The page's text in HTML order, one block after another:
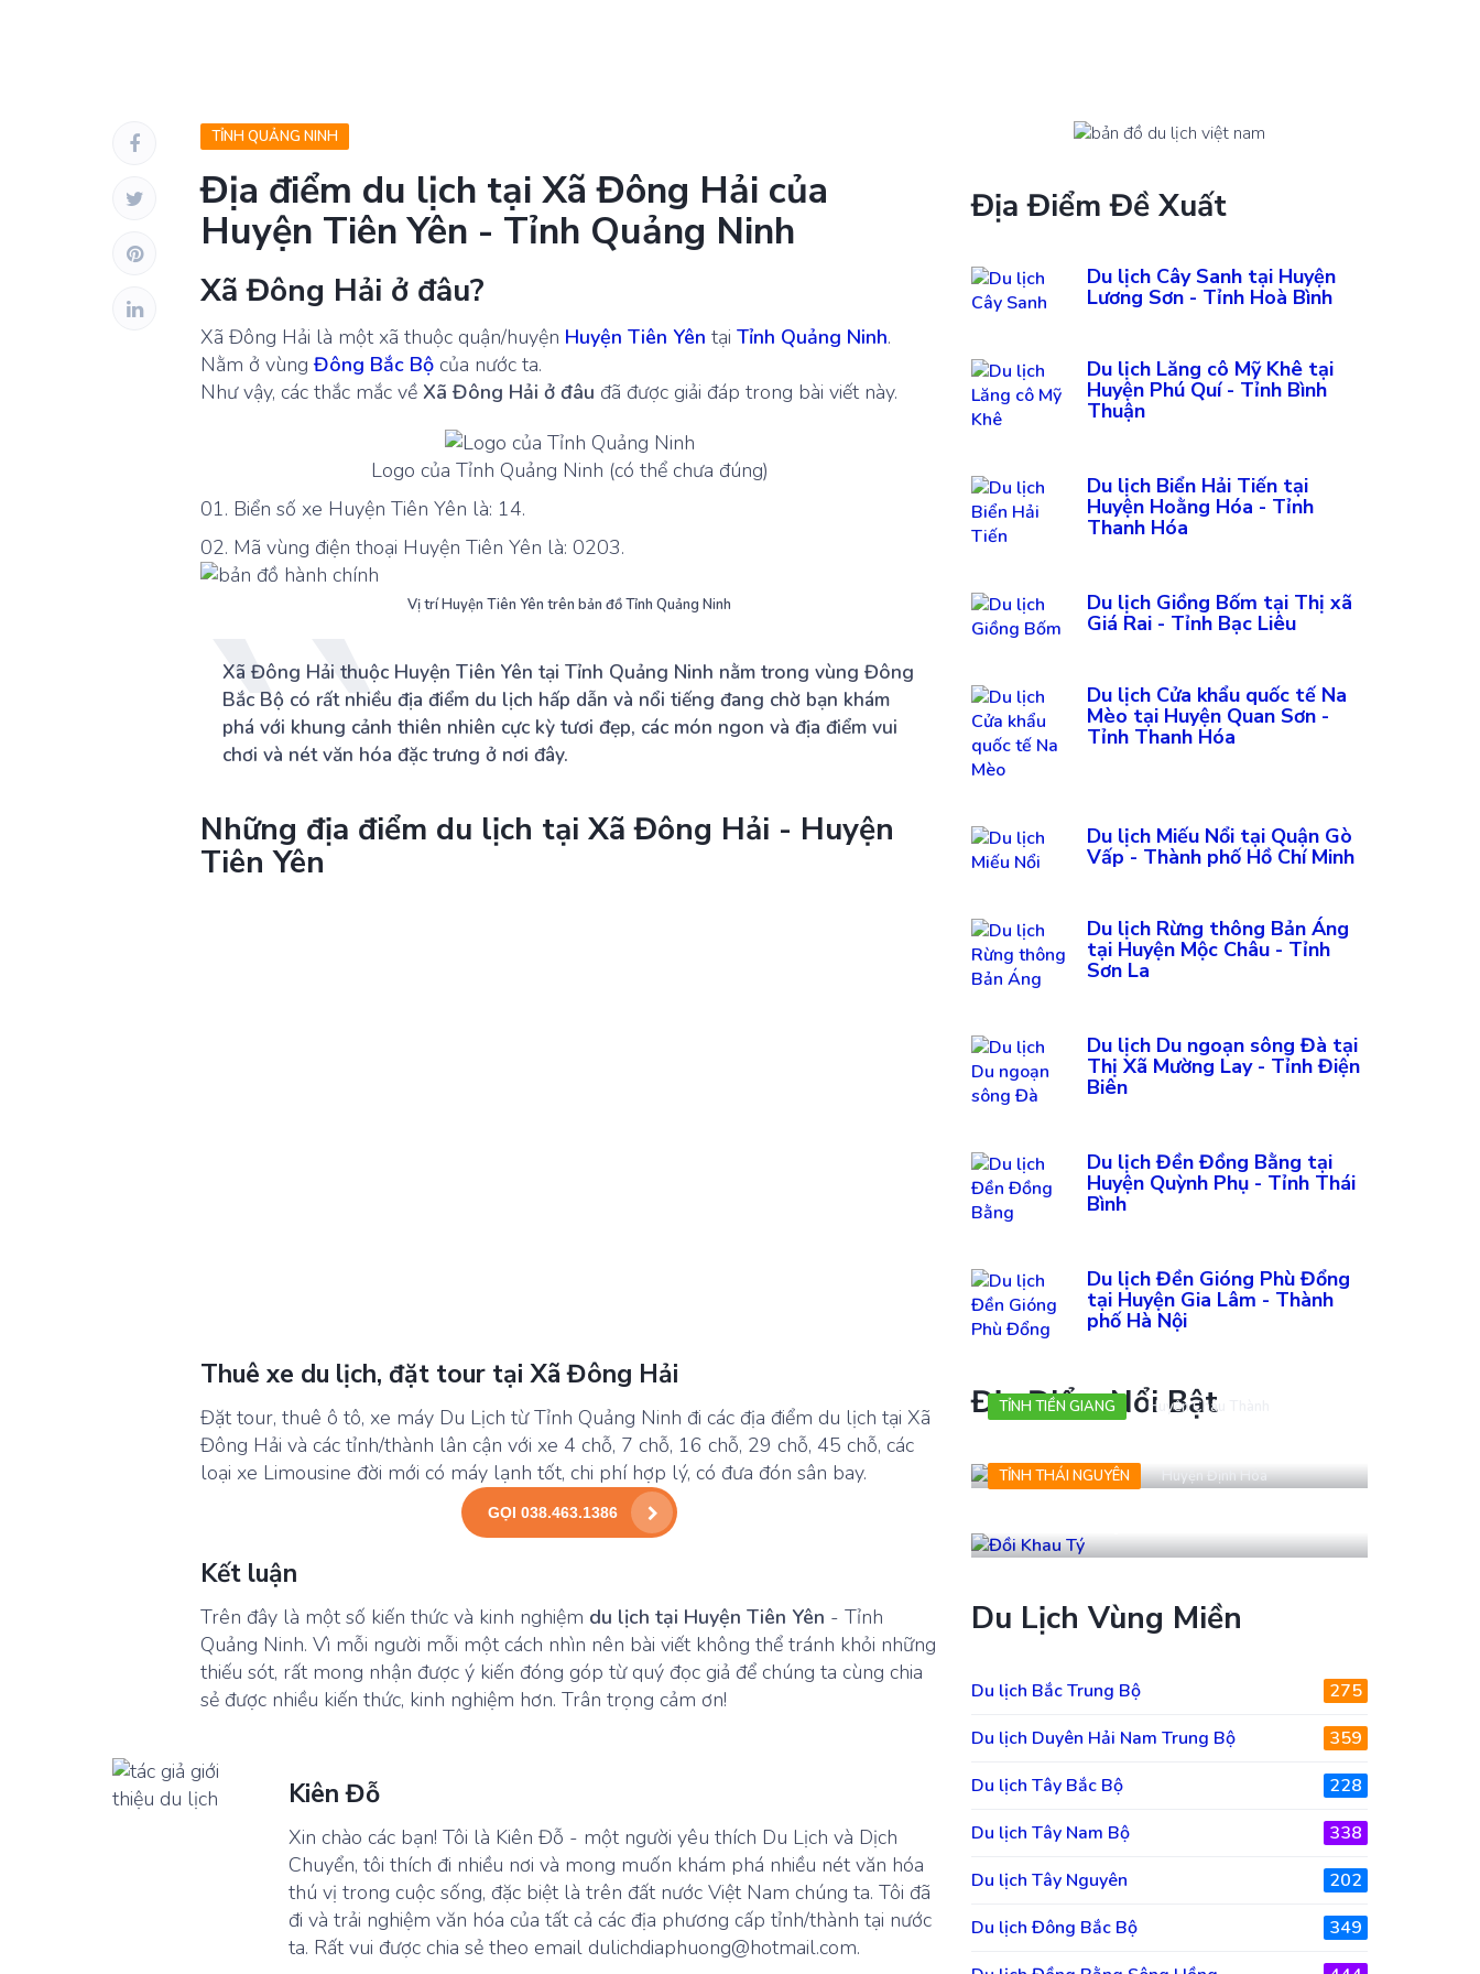
TỈNH QUẢNG NINH
Địa điểm du lịch tại Xã Đông Hải của
Huyện Tiên Yên - Tỉnh Quảng Ninh
Xã Đông Hải ở đâu?
Xã Đông Hải là một xã thuộc quận/huyện Huyện Tiên Yên tại Tỉnh Quảng Ninh.
Nằm ở vùngĐông Bắc Bộ của nước ta.
Như vậy, các thắc mắc về Xã Đông Hải ở đâu đã được giải đáp trong bài viết này.
Logo của Tỉnh Quảng Ninh (có thể chưa đúng)
Biển số xe Huyện Tiên Yên là: 14.
Mã vùng điện thoại Huyện Tiên Yên là: 0203.
Vị trí Huyện Tiên Yên trên bản đồ Tỉnh Quảng Ninh
Xã Đông Hải thuộc Huyện Tiên Yên tại Tỉnh Quảng Ninh nằm trong vùng Đông
Bắc Bộ có rất nhiều địa điểm du lịch hấp dẫn và nổi tiếng đang chờ bạn khám
phá với khung cảnh thiên nhiên cực kỳ tươi đẹp, các món ngon và địa điểm vui
chơi và nét văn hóa đặc trưng ở nơi đây.
Những địa điểm du lịch tại Xã Đông Hải - Huyện
Tiên Yên
Thuê xe du lịch, đặt tour tại Xã Đông Hải
Đặt tour, thuê ô tô, xe máy Du Lịch từ Tỉnh Quảng Ninh đi các địa điểm du lịch tại Xã
Đông Hải và các tỉnh/thành lân cận với xe 4 chỗ, 7 chỗ, 16 chỗ, 29 chỗ, 45 chỗ, các
loại xe Limousine đời mới có máy lạnh tốt, chi phí hợp lý, có đưa đón sân bay.
GỌI 038.463.1386
Kết luận
Trên đây là một số kiến thức và kinh nghiệm du lịch tại Huyện Tiên Yên - Tỉnh
Quảng Ninh. Vì mỗi người mỗi một cách nhìn nên bài viết không thể tránh khỏi những
thiếu sót, rất mong nhận được ý kiến đóng góp từ quý đọc giả để chúng ta cùng chia
sẻ được nhiều kiến thức, kinh nghiệm hơn. Trân trọng cảm ơn!
Kiên Đỗ
Xin chào các bạn! Tôi là Kiên Đỗ - một người yêu thích Du Lịch và Dịch
Chuyển, tôi thích đi nhiều nơi và mong muốn khám phá nhiều nét văn hóa
thú vị trong cuộc sống, đặc biệt là trên đất nước Việt Nam chúng ta. Tôi đã
đi và trải nghiệm văn hóa của tất cả các địa phương cấp tỉnh/thành tại nước
ta. Rất vui được chia sẻ theo email dulichdiaphuong@hotmail.com.
Địa Điểm Đề Xuất
Du lịch Cây Sanh tại Huyện
Lương Sơn - Tỉnh Hoà Bình
Du lịch Lăng cô Mỹ Khê tại
Huyện Phú Quí - Tỉnh Bình
Thuận
Du lịch Biển Hải Tiến tại
Huyện Hoằng Hóa - Tỉnh
Thanh Hóa
Du lịch Giồng Bốm tại Thị xã
Giá Rai - Tỉnh Bạc Liêu
Du lịch Cửa khẩu quốc tế Na
Mèo tại Huyện Quan Sơn -
Tỉnh Thanh Hóa
Du lịch Miếu Nổi tại Quận Gò
Vấp - Thành phố Hồ Chí Minh
Du lịch Rừng thông Bản Áng
tại Huyện Mộc Châu - Tỉnh
Sơn La
Du lịch Du ngoạn sông Đà tại
Thị Xã Mường Lay - Tỉnh Điện
Biên
Du lịch Đền Đồng Bằng tại
Huyện Quỳnh Phụ - Tỉnh Thái
Bình
Du lịch Đền Gióng Phù Đổng
tại Huyện Gia Lâm - Thành
phố Hà Nội
Địa Điểm Nổi Bật
TỈNH TIỀN GIANG Huyện Châu Thành
TỈNH THÁI NGUYÊN Huyện Định Hóa
Du Lịch Vùng Miền
Du lịch Bắc Trung Bộ
275
Du lịch Duyên Hải Nam Trung Bộ
359
Du lịch Tây Bắc Bộ
228
Du lịch Tây Nam Bộ
338
Du lịch Tây Nguyên
202
Du lịch Đông Bắc Bộ
349